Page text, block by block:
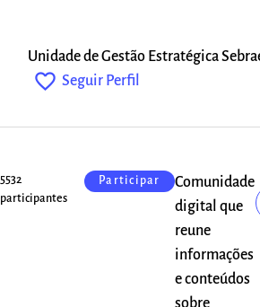
Unidade de Gestão Estratégica
favorite_outline Seguir Perfil
5532
participantes
Participar
Comunidade
digital que
reune
informações
e conteúdos
sobre